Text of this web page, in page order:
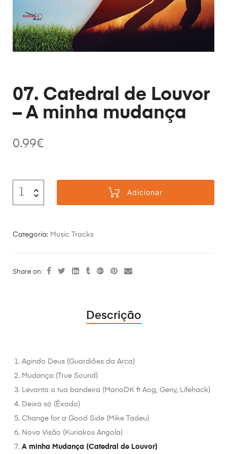
07. Catedral de Louvor
– A minha mudança
0.99€
Adicionar
Categoria: Music Tracks
Share on:
Descrição
Agindo Deus (Guardiões da Arca)
Mudança (True Sound)
Levanta a tua bandeira (MarioDK ft Aog, Geny, Lifehack)
Deixa só (Êxodo)
Change for a Good Side (Mike Tadeu)
Nova Visão (Kuriakos Angola)
A minha Mudança (Catedral de Louvor)